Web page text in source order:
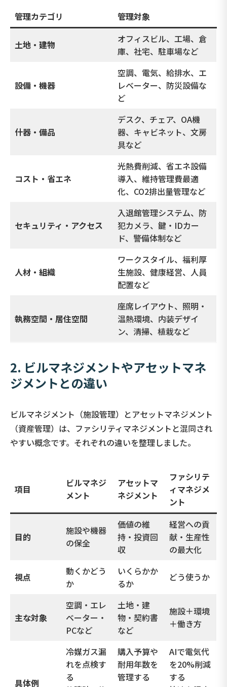
管理カテゴリ 管理対象
土地・建物
オフィスビル、工場、倉
庫、社宅、駐車場など
設備・機器
空調、電気、給排水、エ
レベーター、防災設備な
ど
什器・備品
デスク、チェア、OA機
器、キャビネット、文房
具など
コスト・省エネ
光熱費削減、省エネ設備
導入、維持管理費最適
化、CO2排出量管理など
セキュリティ・アクセス
入退館管理システム、防
犯カメラ、鍵・IDカー
ド、警備体制など
人材・組織
ワークスタイル、福利厚
生施設、健康経営、人員
配置など
執務空間・居住空間
座席レイアウト、照明・
温熱環境、内装デザイ
ン、清掃、植栽など
2. ビルマネジメントやアセットマネ
ジメントとの違い
ビルマネジメント（施設管理）とアセットマネジメント
（資産管理）は、ファシリティマネジメントと混同され
やすい概念です。それぞれの違いを整理しました。
項目
ビルマネジ
メント
アセットマ
ネジメント
ファシリテ
ィマネジメ
ント
目的
施設や機器
の保全
価値の維
持・投資回
収
経営への貢
献・生産性
の最大化
視点
動くかどう
か
いくらかか
るか
どう使うか
主な対象
空調・エレ
ベーター・
PCなど
土地・建
物・契約書
など
施設＋環境
＋働き方
具体例
冷媒ガス漏
れを点検す
る
購入予算や
耐用年数を
管理する
AIで電気代
を20%削減
する